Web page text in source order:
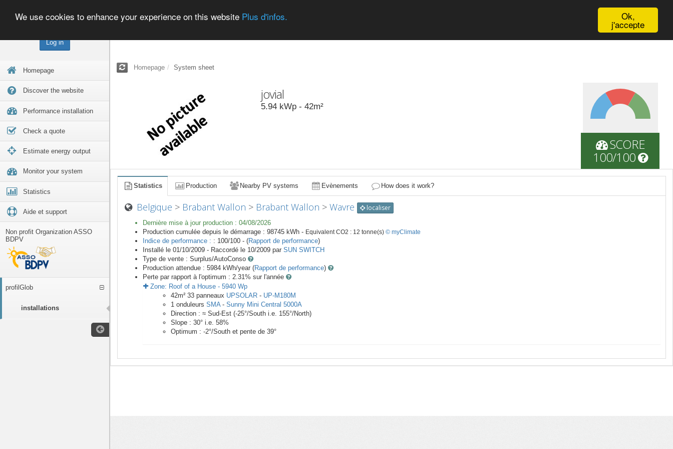
Log in
Homepage
Discover the website
Performance installation
Check a quote
Estimate energy output
Monitor your system
Statistics
Aide et support
Non profit Organization ASSO
BDPV
profilGlob
installations
Ok,
j'accepte
We use cookies to enhance your experience on this website Plus d'infos.
Homepage System sheet
jovial
5.94 kWp - 42m²
SCORE
100/100
Statistics Production Nearby PV systems Evènements How does it work?
Belgique > Brabant Wallon > Brabant Wallon >Wavre localiser
Dernière mise à jour production : 04/08/2026
Production cumulée depuis le démarrage : 98745 kWh - Equivalent CO2 : 12 tonne(s) © myClimate
Indice de performance : : 100/100 - (Rapport de performance)
Installé le 01/10/2009 - Raccordé le 10/2009 par SUN SWITCH
Type de vente : Surplus/AutoConso
Production attendue : 5984 kWh/year (Rapport de performance)
Perte par rapport à l'optimum : 2.31% sur l'année
Zone: Roof of a House - 5940 Wp
42m² 33 panneaux UPSOLAR - UP-M180M
1 onduleurs SMA- Sunny Mini Central 5000A
Direction : ≈ Sud-Est (-25°/South i.e. 155°/North)
Slope : 30° i.e. 58%
Optimum : -2°/South et pente de 39°